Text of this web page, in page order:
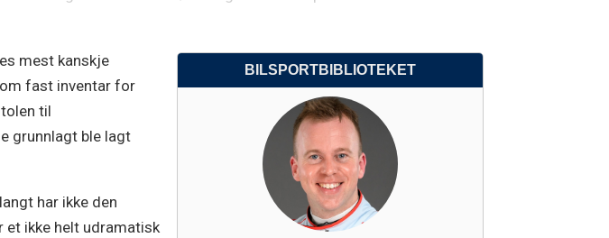
mest kanskje
fast inventar for
til
grunnlagt ble lagt
har ikke den
et ikke helt udramatisk